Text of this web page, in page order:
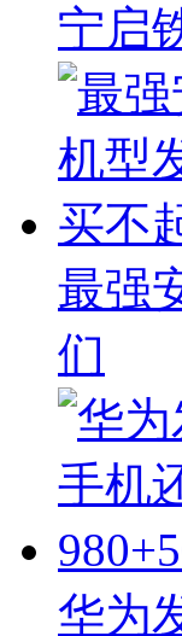
宁启
最强
们
华为